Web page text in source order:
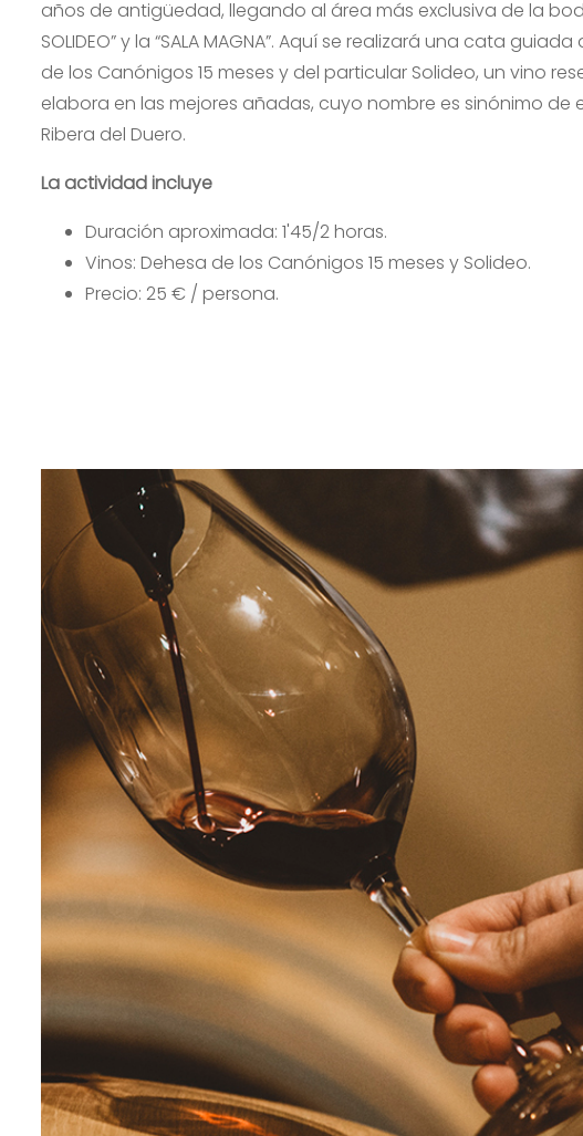
años de antigüedad, llegando al área más exclusiva de la
SOLIDEO” y la “SALA MAGNA”. Aquí se realizará una cata
de los Canónigos 15 meses y del particular Solideo, un vino
elabora en las mejores añadas, cuyo nombre es sinónimo de
Ribera del Duero.
La actividad incluye
Duración aproximada: 1'45/2 horas.
Vinos: Dehesa de los Canónigos 15 meses y Solideo.
Precio: 25 € / persona.